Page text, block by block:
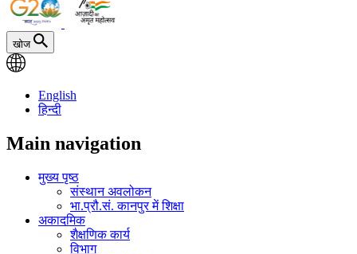
खोज
English
हिन्दी
Main navigation
मुख्य पृष्ठ
संस्थान अवलोकन
भा.प्रौ.सं. कानपुर में शिक्षा
अकादमिक
शैक्षणिक कार्य
विभाग